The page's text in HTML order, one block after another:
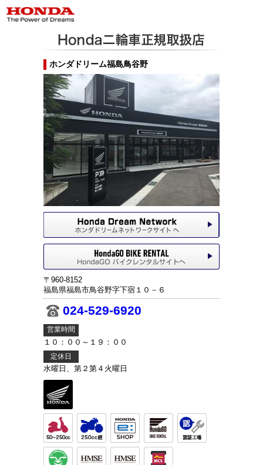
ホンダドリーム福島鳥谷野
〒960-8152
福島県福島市鳥谷野字下宿１０－６
024-529-6920
営業時間
１０：００～１９：００
定休日
水曜日、第２第４火曜日